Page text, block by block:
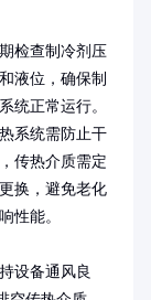
检查制冷剂压
液位，确保制
统正常运行。
系统需防止干
传热介质需定
换，避免老化
性能。
设备通风良